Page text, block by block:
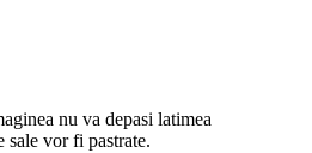
nu va depasi latimea
vor fi pastrate.